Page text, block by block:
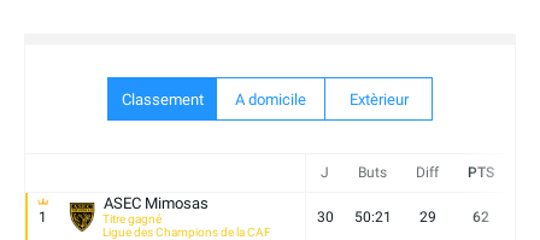
Classement A domicile Extèrieur
J Buts Diff PTS
1
ASEC Mimosas
Titre gagné
Ligue des Champions de la CAF
30 50:21 29 62